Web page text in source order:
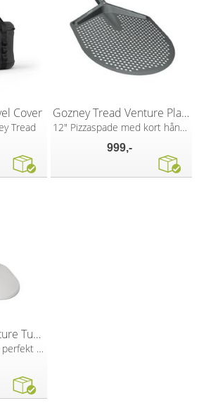
Cover
Tread
Gozney Tread Venture Placement Peel
12" Pizzaspade med kort håndtak
999,-
Gozney Tread Venture Turning Peel
Liten rotasjonsspade perfekt til tur